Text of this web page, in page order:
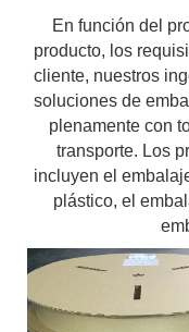
En función del
producto, los
cliente, nuestros
soluciones de
plenamente con
transporte. Los
incluyen el
plástico, el